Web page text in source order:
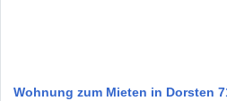
Wohnung zum Mieten in Dorsten